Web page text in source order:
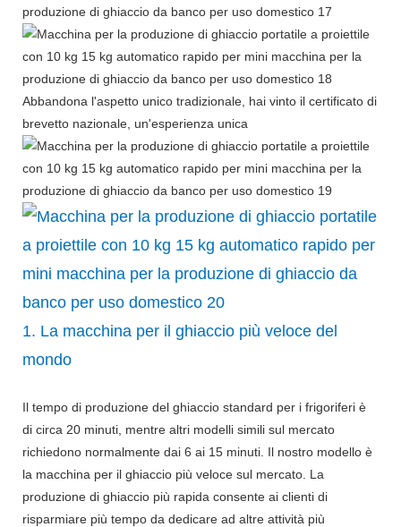
Abbandona l'aspetto unico tradizionale, hai vinto il certificato di
brevetto nazionale, un'esperienza unica
1. La macchina per il ghiaccio più veloce del
mondo
Il tempo di produzione del ghiaccio standard per i frigoriferi è
di circa 20 minuti, mentre altri modelli simili sul mercato
richiedono normalmente dai 6 ai 15 minuti. Il nostro modello è
la macchina per il ghiaccio più veloce sul mercato. La
produzione di ghiaccio più rapida consente ai clienti di
risparmiare più tempo da dedicare ad altre attività più